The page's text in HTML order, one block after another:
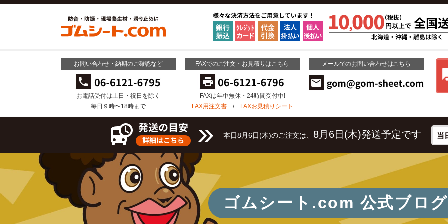
お問い合わせ・納期のご確認など
お電話受付は土日・祝日を除く
毎日９時〜18時まで
FAXでのご注文・お見積りはこちら
FAXは年中無休・24時間受付中!
FAX用注文書/ FAXお見積りシート
メールでのお問い合わせはこちら
本日8月6日(木)のご注文は、 8月6日(木)発送予定です
ゴムシート.com 公式ブログ